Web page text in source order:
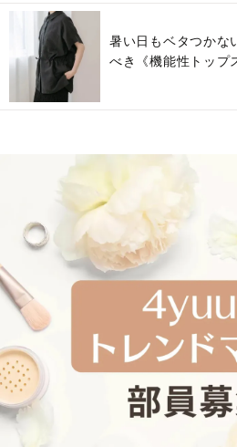
暑い日もベタつかな
べき《機能性トップ